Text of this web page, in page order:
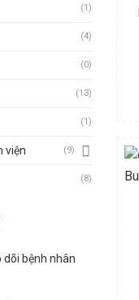
(1)
(4)
(0)
(13)
(1)
viện (9)
(8)
dõi bệnh nhân